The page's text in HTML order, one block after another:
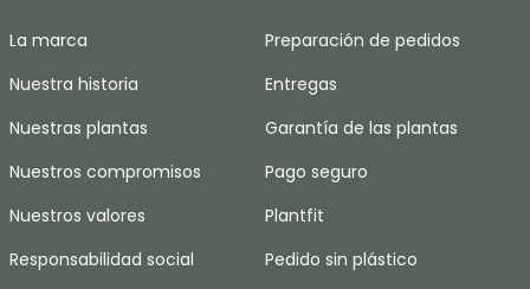
La marca
Nuestra historia
Nuestras plantas
Nuestros compromisos
Nuestros valores
Responsabilidad social
Preparación de pedidos
Entregas
Garantía de las plantas
Pago seguro
Plantfit
Pedido sin plástico